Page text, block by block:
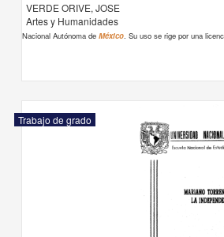
VERDE ORIVE, JOSE
Artes y Humanidades
Nacional Autónoma deMéxico. Su uso se rige por una
Trabajo de grado